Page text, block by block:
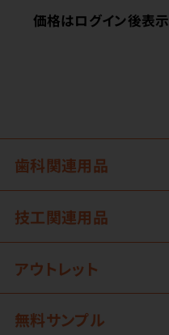
価格はログイン後表示
歯科関連用品
技工関連用品
アウトレット
無料サンプル